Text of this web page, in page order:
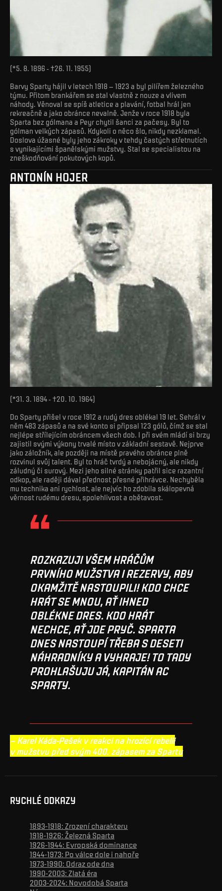
(*5. 8. 1896 - †26. 11. 1955)
Barvy Sparty hájil v letech 1918 – 1923 a byl pilířem železného
týmu. Přitom brankářem se stal vlastně z nouze a vlivem
náhody. Věnoval se spíš atletice a plavání, fotbal hrál jen
rekreačně a jako obránce nevalně. Jenže v roce 1918 byla
Sparta bez gólmana a Peyr chytil šanci za pačesy. Byl to
gólman velkých zápasů. Kdykoli o něco šlo, nikdy nezklamal.
Doslova úžasné byly jeho zákroky v tehdy častých střetnutích
s vynikajícími španělskými mužstvy. Stal se specialistou na
zneškodňování pokutových kopů.
ANTONÍN HOJER
(*31. 3. 1894 - †20. 10. 1964)
Do Sparty přišel v roce 1912 a rudý dres oblékal 19 let. Sehrál v
něm 483 zápasů a na své konto si připsal 123 gólů, čímž se stal
nejlépe střílejícím obráncem všech dob. I při svém mládí si brzy
zajistil svými výkony trvalé místo v základní sestavě. Nejprve
jako záložník, ale později na místě pravého obránce plně
rozvinul svůj talent. Byl to hráč tvrdý a nebojácný, ale nikdy
záludný či surový. Mezi jeho silné stránky patřil sice razantní
odkop, ale raději dával přednost přesné přihrávce. Nechyběla
mu technika ani rychlost, ale nejvíc ho zdobila skálopevná
věrnost rudému dresu, spolehlivost a obětavost.
ROZKAZUJI VŠEM HRÁČŮM
PRVNÍHO MUŽSTVA I REZERVY, ABY
OKAMŽITĚ NASTOUPILI! KDO CHCE
HRÁT SE MNOU, AŤ IHNED
OBLÉKNE DRES. KDO HRÁT
NECHCE, AŤ JDE PRYČ. SPARTA
DNES NASTOUPÍ TŘEBA S DESETI
NÁHRADNÍKY A VYHRAJE! TO TADY
PROHLAŠUJU JÁ, KAPITÁN AC
SPARTY.
– Karel Káďa-Pešek v reakci na hrozící rebelii
v mužstvu před svým 400. zápasem za Spartu
RYCHLÉ ODKAZY
1893-1918: Zrození charakteru
1918-1926: Železná Sparta
1926-1944: Evropská dominance
1944-1973: Po válce dole i nahoře
1973-1990: Odraz ode dna
1990-2003: Zlatá éra
2003-2024: Novodobá Sparta